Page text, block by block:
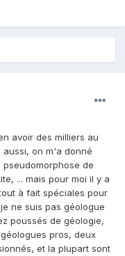
avoir des milliers au
aussi, on m'a donné
de
... mais pour moi il y a
à fait spéciales pour
ne suis pas géologue
poussés de géologie,
pros, deux
et la plupart sont